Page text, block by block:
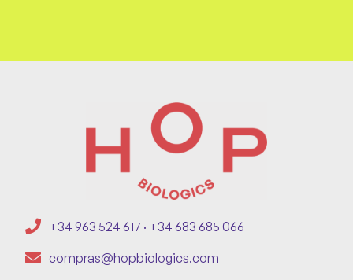
+34 963 524 617 · +34 683 685 066
compras@hopbiologics.com